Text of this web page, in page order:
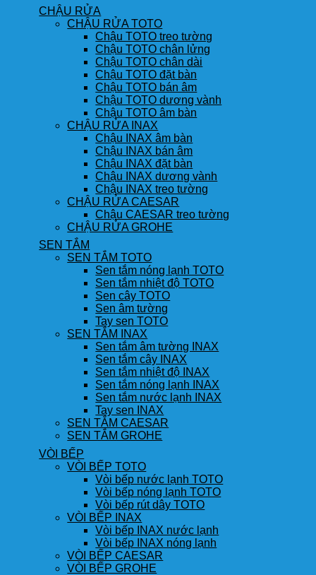
CHẬU RỬA
CHẬU RỬA TOTO
Chậu TOTO treo tường
Chậu TOTO chân lửng
Chậu TOTO chân dài
Chậu TOTO đặt bàn
Chậu TOTO bán âm
Chậu TOTO dương vành
Chậu TOTO âm bàn
CHẬU RỬA INAX
Chậu INAX âm bàn
Chậu INAX bán âm
Chậu INAX đặt bàn
Chậu INAX dương vành
Chậu INAX treo tường
CHẬU RỬA CAESAR
Chậu CAESAR treo tường
CHẬU RỬA GROHE
SEN TẮM
SEN TẮM TOTO
Sen tắm nóng lạnh TOTO
Sen tắm nhiệt độ TOTO
Sen cây TOTO
Sen âm tường
Tay sen TOTO
SEN TẮM INAX
Sen tắm âm tường INAX
Sen tắm cây INAX
Sen tắm nhiệt độ INAX
Sen tắm nóng lạnh INAX
Sen tắm nước lạnh INAX
Tay sen INAX
SEN TẮM CAESAR
SEN TẮM GROHE
VÒI BẾP
VÒI BẾP TOTO
Vòi bếp nước lạnh TOTO
Vòi bếp nóng lạnh TOTO
Vòi bếp rút dây TOTO
VÒI BẾP INAX
Vòi bếp INAX nước lạnh
Vòi bếp INAX nóng lạnh
VÒI BẾP CAESAR
VÒI BẾP GROHE